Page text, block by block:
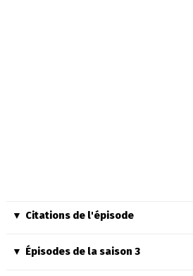
Citations de l'épisode
Épisodes de la saison 3